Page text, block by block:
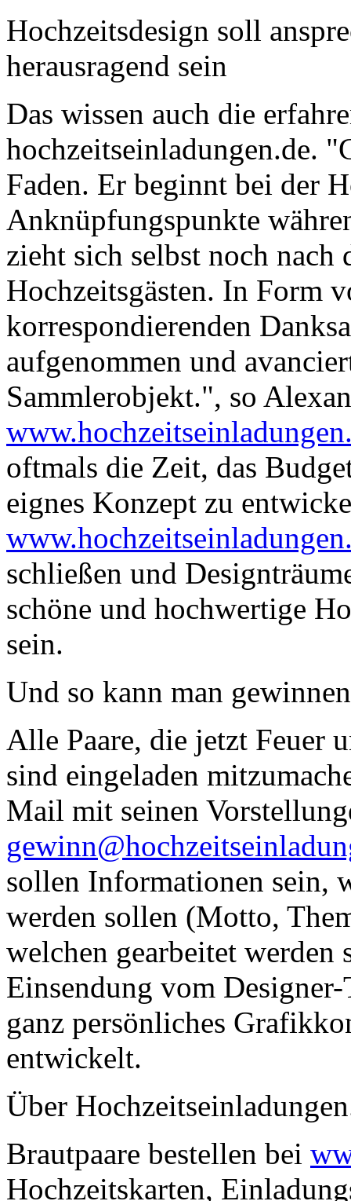
Hochzeitsdesign soll
herausragend sein
Das wissen auch die
hochzeitseinladungen.de.
Faden. Er beginnt bei der
Anknüpfungspunkte
zieht sich selbst noch nach
Hochzeitsgästen. In Form
korrespondierenden
aufgenommen und
Sammlerobjekt.", so
oftmals die Zeit, das
eignes Konzept zu
schließen und
schöne und hochwertige
sein.
Und so kann man gewinnen
Alle Paare, die jetzt Feuer
sind eingeladen
Mail mit seinen
sollen Informationen sein,
werden sollen (Motto,
welchen gearbeitet
Einsendung vom
ganz persönliches
entwickelt.
Über
Brautpaare bestellen bei
Hochzeitskarten,